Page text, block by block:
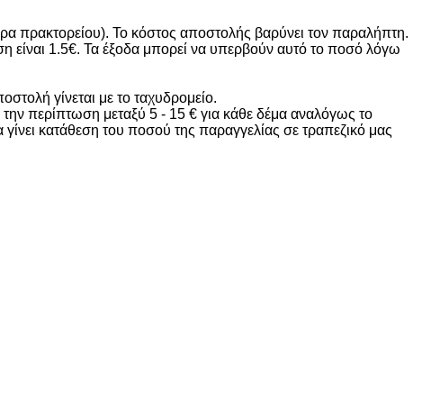
πρακτορείου). Το κόστος αποστολής βαρύνει τον παραλήπτη.
είναι 1.5€. Τα έξοδα μπορεί να υπερβούν αυτό το ποσό λόγω
γίνεται με το ταχυδρομείο.
περίπτωση μεταξύ 5 - 15 € για κάθε δέμα αναλόγως το
κατάθεση του ποσού της παραγγελίας σε τραπεζικό μας